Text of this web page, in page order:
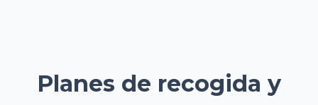
Planes de recogida y